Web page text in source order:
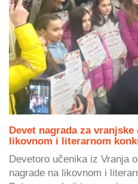
Devet nagrada za
likovnom i literarnom
Devetoro učenika iz Vranja
nagrade na likovnom i